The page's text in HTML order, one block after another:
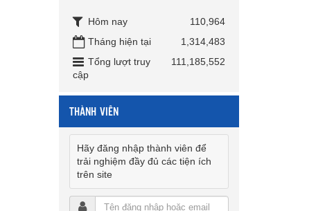
Hôm nay
110,964
Tháng hiện tại
1,314,483
Tổng lượt truy
cập
111,185,552
THÀNH VIÊN
Hãy đăng nhập thành viên để
trải nghiệm đầy đủ các tiện ích
trên site